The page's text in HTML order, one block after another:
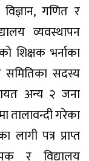
विज्ञान, गणित र
व्यवस्थापन
शिक्षक भर्नाका
समितिका सदस्य
अन्य २ जना
तालावन्दी गरेका
लागी पत्र प्राप्त
र विद्यालय